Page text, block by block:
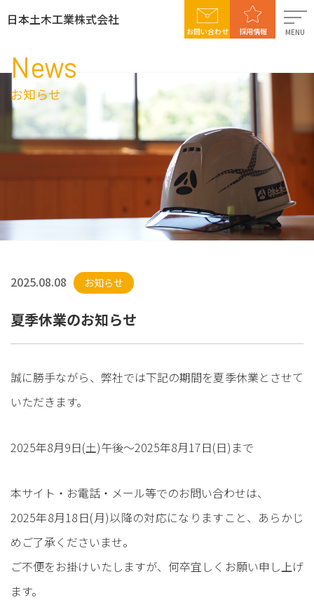
日本土木工業株式会社
日本土木工業について
事業案内
施工実績
お問い合わせ 採用情報 MENU
News
お知らせ
2025.08.08 お知らせ
夏季休業のお知らせ
誠に勝手ながら、弊社では下記の期間を夏季休業とさせて
いただきます。
2025年8月9日(土)午後～2025年8月17日(日)まで
本サイト・お電話・メール等でのお問い合わせは、
2025年8月18日(月)以降の対応になりますこと、あらかじ
めご了承くださいませ。
ご不便をお掛けいたしますが、何卒宜しくお願い申し上げ
ます。